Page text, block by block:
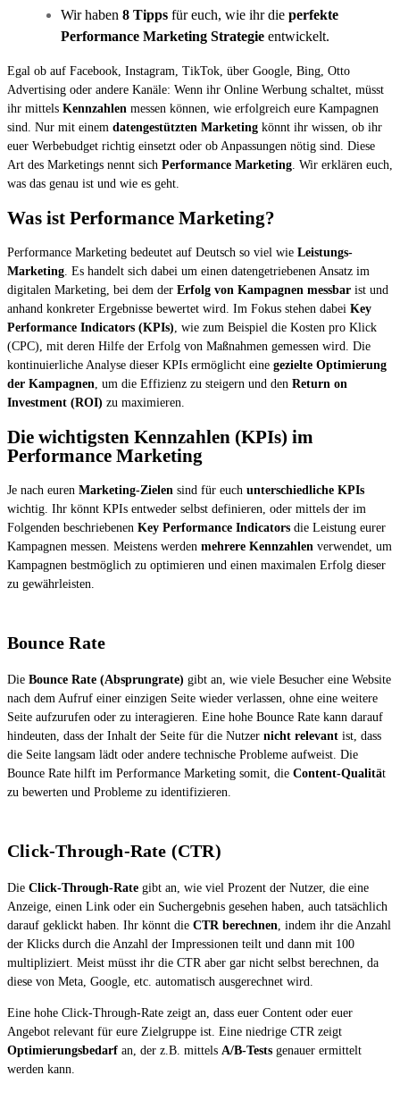
Wir haben 8 Tipps für euch, wie ihr die perfekte
Performance Marketing Strategie entwickelt.
Egal ob auf Facebook, Instagram, TikTok, über Google, Bing, Otto
Advertising oder andere Kanäle: Wenn ihr Online Werbung schaltet, müsst
ihr mittels Kennzahlen messen können, wie erfolgreich eure Kampagnen
sind. Nur mit einem datengestützten Marketing könnt ihr wissen, ob ihr
euer Werbebudget richtig einsetzt oder ob Anpassungen nötig sind. Diese
Art des Marketings nennt sich Performance Marketing. Wir erklären euch,
was das genau ist und wie es geht.
Was ist Performance Marketing?
Performance Marketing bedeutet auf Deutsch so viel wie Leistungs-
Marketing. Es handelt sich dabei um einen datengetriebenen Ansatz im
digitalen Marketing, bei dem der Erfolg von Kampagnen messbar ist und
anhand konkreter Ergebnisse bewertet wird. Im Fokus stehen dabei Key
Performance Indicators (KPIs), wie zum Beispiel die Kosten pro Klick
(CPC), mit deren Hilfe der Erfolg von Maßnahmen gemessen wird. Die
kontinuierliche Analyse dieser KPIs ermöglicht eine gezielte Optimierung
der Kampagnen, um die Effizienz zu steigern und den Return on
Investment (ROI) zu maximieren.
Die wichtigsten Kennzahlen (KPIs) im
Performance Marketing
Je nach euren Marketing-Zielen sind für euch unterschiedliche KPIs
wichtig. Ihr könnt KPIs entweder selbst definieren, oder mittels der im
Folgenden beschriebenen Key Performance Indicators die Leistung eurer
Kampagnen messen. Meistens werden mehrere Kennzahlen verwendet, um
Kampagnen bestmöglich zu optimieren und einen maximalen Erfolg dieser
zu gewährleisten.
Bounce Rate
Die Bounce Rate (Absprungrate) gibt an, wie viele Besucher eine Website
nach dem Aufruf einer einzigen Seite wieder verlassen, ohne eine weitere
Seite aufzurufen oder zu interagieren. Eine hohe Bounce Rate kann darauf
hindeuten, dass der Inhalt der Seite für die Nutzer nicht relevant ist, dass
die Seite langsam lädt oder andere technische Probleme aufweist. Die
Bounce Rate hilft im Performance Marketing somit, die Content-Qualität
zu bewerten und Probleme zu identifizieren.
Click-Through-Rate (CTR)
Die Click-Through-Rate gibt an, wie viel Prozent der Nutzer, die eine
Anzeige, einen Link oder ein Suchergebnis gesehen haben, auch tatsächlich
darauf geklickt haben. Ihr könnt die CTR berechnen, indem ihr die Anzahl
der Klicks durch die Anzahl der Impressionen teilt und dann mit 100
multipliziert. Meist müsst ihr die CTR aber gar nicht selbst berechnen, da
diese von Meta, Google, etc. automatisch ausgerechnet wird.
Eine hohe Click-Through-Rate zeigt an, dass euer Content oder euer
Angebot relevant für eure Zielgruppe ist. Eine niedrige CTR zeigt
Optimierungsbedarf an, der z.B. mittels A/B-Tests genauer ermittelt
werden kann.